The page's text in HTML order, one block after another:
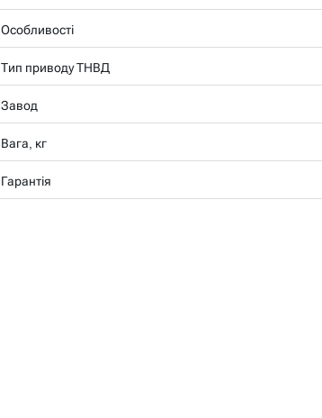
Особливості
Тип приводу ТНВД
Завод
Вага, кг
Гарантія